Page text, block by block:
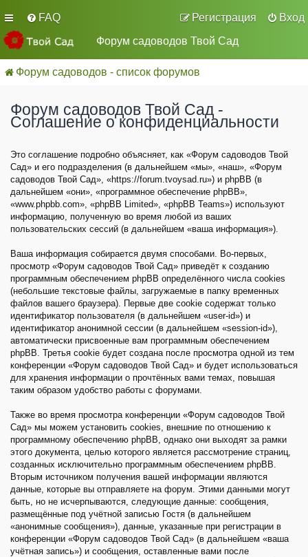
FAQ Вход
Регистрация
Форум садоводов Твой Сад
Форум садоводов - список форумов
Форум садоводов Твой Сад -
Соглашение о конфиденциальности
Это соглашение подробно объясняет, как «Форум садоводов Твой
Сад» и его подразделения (в дальнейшем «мы», «наш», «Форум
садоводов Твой Сад», «https://forum.tvoysad.ru») и phpBB (в
дальнейшем «они», «программное обеспечение phpBB»,
«www.phpbb.com», «phpBB Limited», «phpBB Teams») используют
информацию, полученную во время любой из ваших
пользовательских сессий (в дальнейшем «ваша информация»).
Ваша информация собирается двумя способами. Во-первых,
просмотр «Форум садоводов Твой Сад» приведёт к созданию
программным обеспечением phpBB определённого числа cookies
(небольшие текстовые файлы, загружаемые в папку временных
файлов вашего браузера). Первые две cookie содержат только
идентификатор пользователя (в дальнейшем «user-id») и
идентификатор анонимной сессии (в дальнейшем «session-id»),
автоматически присвоенные вам программным обеспечением
phpBB. Третья cookie будет создана после просмотра одной из тем
конференции «Форум садоводов Твой Сад» и будет использоваться
для хранения информации о прочтённых вами темах, повышая
таким образом удобство работы с форумами.
Также во время просмотра конференции «Форум садоводов Твой
Сад» мы можем установить cookies, внешние по отношению к
программному обеспечению phpBB, однако они выходят за рамки
этого документа, целью которого является рассмотрение страниц,
созданных исключительно программным обеспечением phpBB.
Вторым источником получения вашей информации являются
данные, которые вы отправляете на форум. Этими данными могут
быть, но не исчерпываются, следующие данные: сообщения,
размещённые под учётной записью Гостя (в дальнейшем
«анонимные сообщения»), данные, указанные при регистрации в
конференции «Форум садоводов Твой Сад» (в дальнейшем «ваша
учётная запись») и сообщения, оставленные вами после